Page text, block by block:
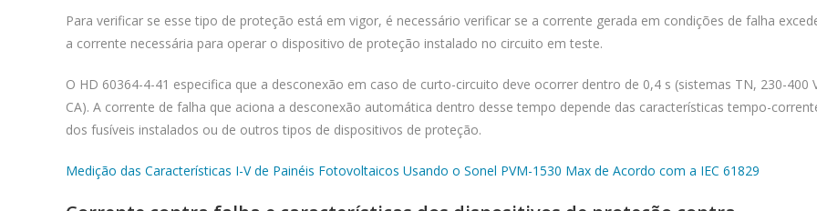
Para verificar se esse tipo de proteção está em vigor, é necessário verificar se a corrente gerada em condições de falha
a corrente necessária para operar o dispositivo de proteção instalado no circuito em teste.
O HD 60364-4-41 especifica que a desconexão em caso de curto-circuito deve ocorrer dentro de 0,4 s (sistemas TN, 230-400
CA). A corrente de falha que aciona a desconexão automática dentro desse tempo depende das características tempo-
dos fusíveis instalados ou de outros tipos de dispositivos de proteção.
Medição das Características I-V de Painéis Fotovoltaicos Usando o Sonel PVM-1530 Max de Acordo com a IEC 61829